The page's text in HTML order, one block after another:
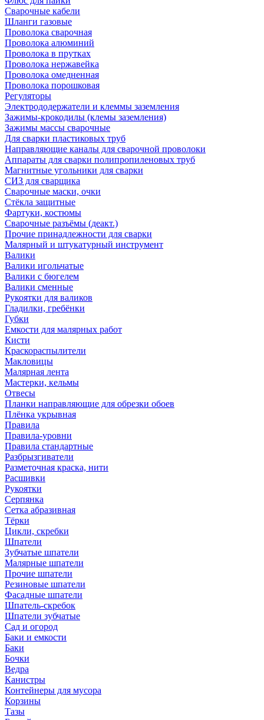
Сварочные кабели
Шланги газовые
Проволока сварочная
Проволока алюминий
Проволока в прутках
Проволока нержавейка
Проволока омедненная
Проволока порошковая
Регуляторы
Электрододержатели и клеммы заземления
Зажимы-крокодилы (клемы заземления)
Зажимы массы сварочные
Для сварки пластиковых труб
Направляющие каналы для сварочной проволоки
Аппараты для сварки полипропиленовых труб
Магнитные угольники для сварки
СИЗ для сварщика
Сварочные маски, очки
Стёкла защитные
Фартуки, костюмы
Сварочные разъёмы (деакт.)
Прочие принадлежности для сварки
Малярный и штукатурный инструмент
Валики
Валики игольчатые
Валики с бюгелем
Валики сменные
Рукоятки для валиков
Гладилки, гребёнки
Губки
Емкости для малярных работ
Кисти
Краскораспылители
Макловицы
Малярная лента
Мастерки, кельмы
Отвесы
Планки направляющие для обрезки обоев
Плёнка укрывная
Правила
Правила-уровни
Правила стандартные
Разбрызгиватели
Разметочная краска, нити
Расшивки
Рукоятки
Серпянка
Сетка абразивная
Тёрки
Цикли, скребки
Шпатели
Зубчатые шпатели
Малярные шпатели
Прочие шпатели
Резиновые шпатели
Фасадные шпатели
Шпатель-скребок
Шпатели зубчатые
Сад и огород
Баки и емкости
Баки
Бочки
Ведра
Канистры
Контейнеры для мусора
Корзины
Тазы